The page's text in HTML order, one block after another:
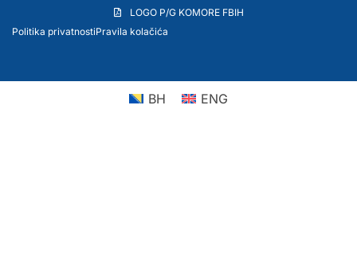
LOGO P/G KOMORE FBIH
Politika privatnostiPravila kolačića
BH ENG